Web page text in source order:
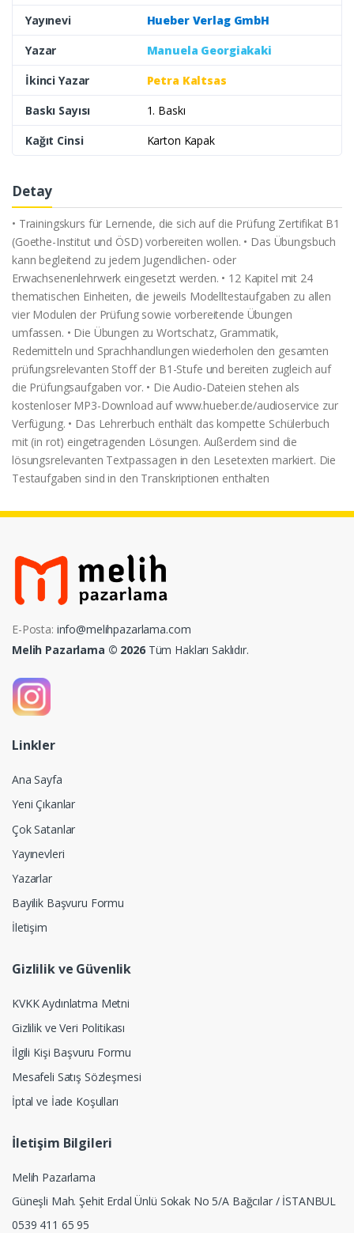
Yayınevi
Hueber Verlag GmbH
Yazar
Manuela Georgiakaki
İkinci Yazar
Petra Kaltsas
Baskı Sayısı
1. Baskı
Kağıt Cinsi
Karton Kapak
Detay
• Trainingskurs für Lernende, die sich auf die Prüfung Zertifikat B1
(Goethe-Institut und ÖSD) vorbereiten wollen. • Das Übungsbuch
kann begleitend zu jedem Jugendlichen- oder
Erwachsenenlehrwerk eingesetzt werden. • 12 Kapitel mit 24
thematischen Einheiten, die jeweils Modelltestaufgaben zu allen
vier Modulen der Prüfung sowie vorbereitende Übungen
umfassen. • Die Übungen zu Wortschatz, Grammatik,
Redemitteln und Sprachhandlungen wiederholen den gesamten
prüfungsrelevanten Stoff der B1-Stufe und bereiten zugleich auf
die Prüfungsaufgaben vor. • Die Audio-Dateien stehen als
kostenloser MP3-Download auf www.hueber.de/audioservice zur
Verfügung. • Das Lehrerbuch enthält das kompette Schülerbuch
mit (in rot) eingetragenden Lösungen. Außerdem sind die
lösungsrelevanten Textpassagen in den Lesetexten markiert. Die
Testaufgaben sind in den Transkriptionen enthalten
E-Posta: info@melihpazarlama.com
Melih Pazarlama © 2026Tüm Hakları Saklıdır.
Linkler
Ana Sayfa
Yeni Çıkanlar
Çok Satanlar
Yayınevleri
Yazarlar
Bayilik Başvuru Formu
İletişim
Gizlilik ve Güvenlik
KVKK Aydınlatma Metni
Gizlilik ve Veri Politikası
İlgili Kişi Başvuru Formu
Mesafeli Satış Sözleşmesi
İptal ve İade Koşulları
İletişim Bilgileri
Melih Pazarlama
Güneşli Mah. Şehit Erdal Ünlü Sokak No 5/A Bağcılar / İSTANBUL
0539 411 65 95